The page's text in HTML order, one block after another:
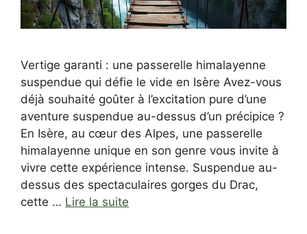
Vertige garanti : une passerelle himalayenne
suspendue qui défie le vide en Isère Avez-vous
déjà souhaité goûter à l’excitation pure d’une
aventure suspendue au-dessus d’un précipice ?
En Isère, au cœur des Alpes, une passerelle
himalayenne unique en son genre vous invite à
vivre cette expérience intense. Suspendue au-
dessus des spectaculaires gorges du Drac,
cette … Lire la suite